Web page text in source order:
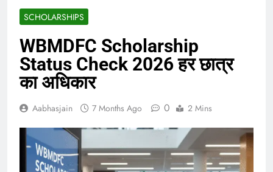
SCHOLARSHIPS
WBMDFC Scholarship
Status Check 2026 हर छात्र
का अधिकार
Aabhasjain 7 Months Ago 0 2 Mins